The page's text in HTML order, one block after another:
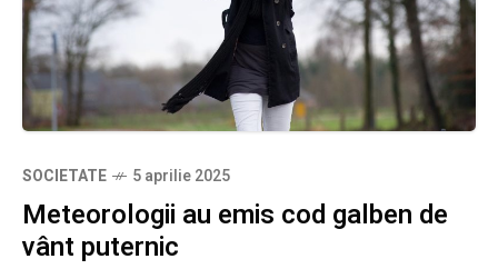
SOCIETATE 5 aprilie 2025
Meteorologii au emis cod galben de
vânt puternic